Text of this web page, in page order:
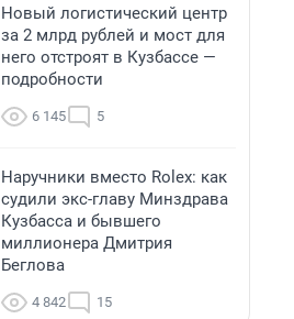
Новый логистический центр
за 2 млрд рублей и мост для
него отстроят в Кузбассе —
подробности
6 145 5
Наручники вместо Rolex: как
судили экс-главу Минздрава
Кузбасса и бывшего
миллионера Дмитрия
Беглова
4 842 15